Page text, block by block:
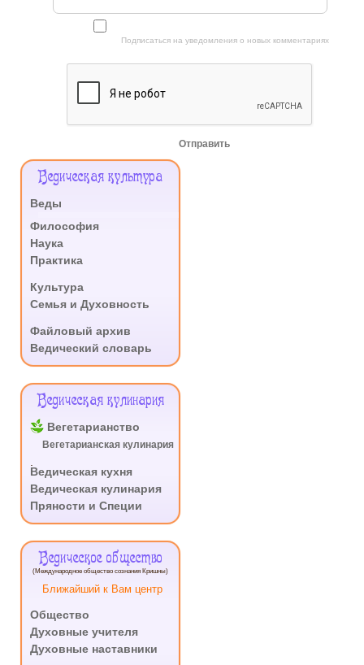
Подписаться на уведомления о новых комментариях
Отправить
Меню
Ведическая культура
Веды
Философия
Наука
Практика
Культура
Семья и Духовность
Файловый архив
Ведический словарь
Ведическая кулинария
Вегетарианство
Вегетарианская кулинария
Ведическая кухня
Ведическая кулинария
Пряности и Специи
Ведическое общество
(Международное общество сознания Кришны)
Ближайший к Вам центр
Общество
Духовные учителя
Духовные наставники